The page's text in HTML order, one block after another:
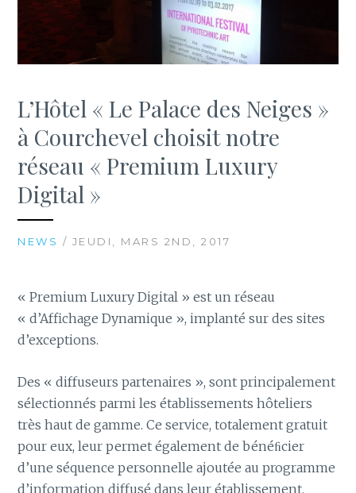
L’Hôtel « Le Palace des Neiges »
à Courchevel choisit notre
réseau « Premium Luxury
Digital »
NEWS / JEUDI, MARS 2ND, 2017
« Premium Luxury Digital » est un réseau
« d’Affichage Dynamique », implanté sur des sites
d’exceptions.
Des « diffuseurs partenaires », sont principalement
sélectionnés parmi les établissements hôteliers
très haut de gamme. Ce service, totalement gratuit
pour eux, leur permet également de bénéﬁcier
d’une séquence personnelle ajoutée au programme
d’information diffusé dans leur établissement.